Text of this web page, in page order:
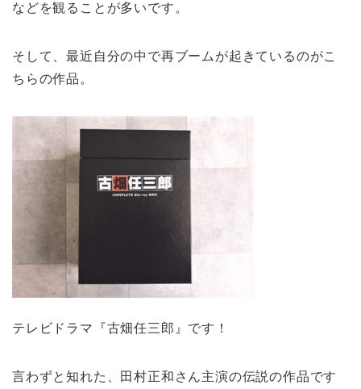
などを観ることが多いです。
そして、最近自分の中で再ブームが起きているのがこ
ちらの作品。
テレビドラマ『古畑任三郎』です！
言わずと知れた、田村正和さん主演の伝説の作品です